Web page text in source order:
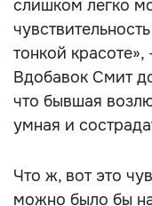
слишком легко
тонкой
Вдобавок Смит
что бывшая
умная и
Что ж, вот это
можно было бы